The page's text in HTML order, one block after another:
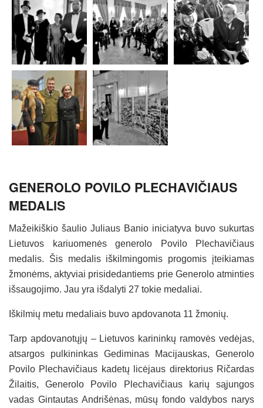
GENEROLO POVILO PLECHAVIČIAUS
MEDALIS
Mažeikiškio šaulio Juliaus Banio iniciatyva buvo sukurtas
Lietuvos kariuomenės generolo Povilo Plechavičiaus
medalis. Šis medalis iškilmingomis progomis įteikiamas
žmonėms, aktyviai prisidedantiems prie Generolo atminties
išsaugojimo. Jau yra išdalyti 27 tokie medaliai.
Iškilmių metu medaliais buvo apdovanota 11 žmonių.
Tarp apdovanotųjų – Lietuvos karininkų ramovės vedėjas,
atsargos pulkininkas Gediminas Macijauskas, Generolo
Povilo Plechavičiaus kadetų licėjaus direktorius Ričardas
Žilaitis, Generolo Povilo Plechavičiaus karių sąjungos
vadas Gintautas Andrišėnas, mūsų fondo valdybos narys